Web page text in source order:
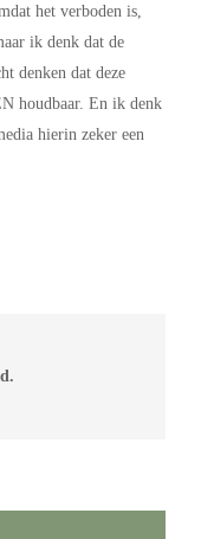
het verboden is,
ik denk dat de
denken dat deze
houdbaar. En ik denk
hierin zeker een